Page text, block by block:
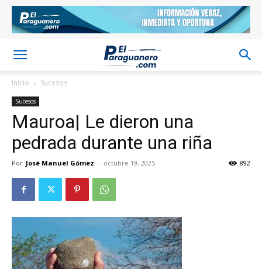
Inicio Sucesos
Sucesos
Mauroa| Le dieron una
pedrada durante una riña
Por José Manuel Gómez - octubre 19, 2025 892